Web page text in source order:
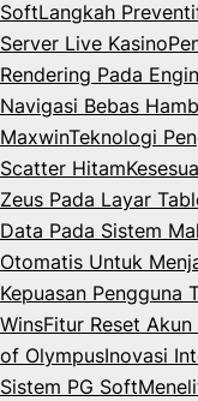
SoftLangkah
Server Live Kasino
Rendering Pada
Navigasi Bebas
MaxwinTeknologi
Scatter Hitam
Zeus Pada Layar
Data Pada Sistem
Otomatis Untuk
Kepuasan Pengguna
WinsFitur Reset
of OlympusInovasi
Sistem PG Soft